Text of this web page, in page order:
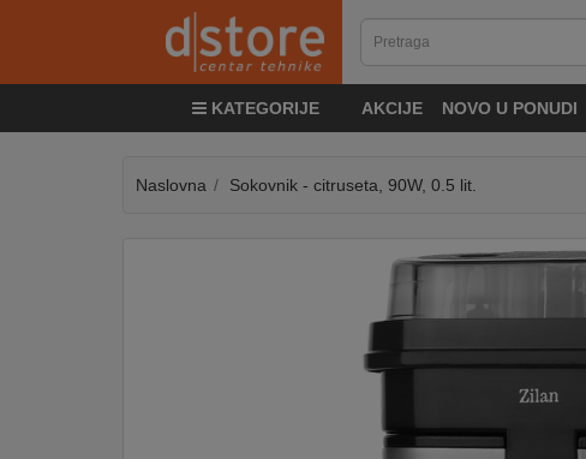
KATEGORIJE AKCIJE NOVO U PONUDI
&
Naslovna Sokovnik - citruseta, 90W, 0.5 lit.